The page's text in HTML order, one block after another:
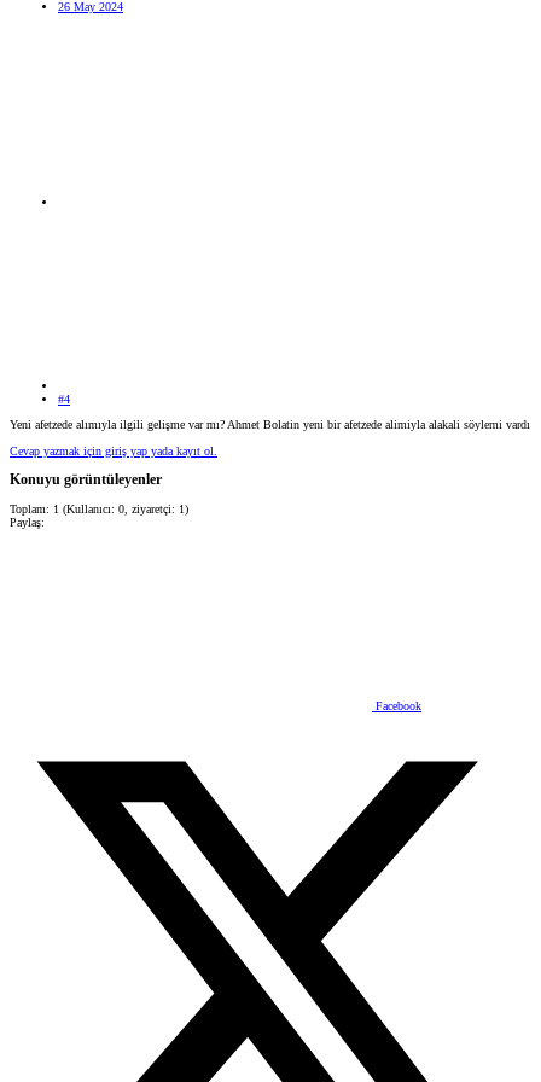
26 May 2024
#4
Yeni afetzede alımıyla ilgili gelişme var mı? Ahmet Bolatin yeni bir afetzede alimiyla alakali söylemi vardı
Cevap yazmak için giriş yap yada kayıt ol.
Konuyu görüntüleyenler
Toplam: 1 (Kullanıcı: 0, ziyaretçi: 1)
Paylaş:
Facebook